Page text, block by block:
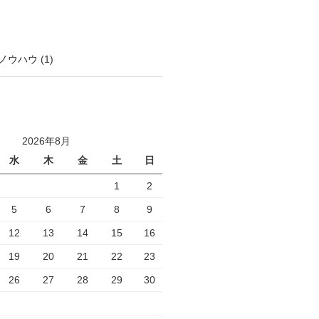
ウハウ (1)
2026年8月
水 木 金 土 日
1 2
5 6 7 8 9
12 13 14 15 16
19 20 21 22 23
26 27 28 29 30